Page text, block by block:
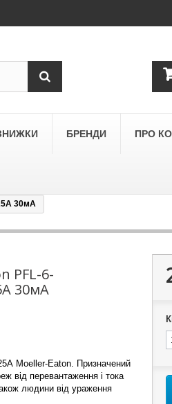
БРЕНДИ ПРО
30мА
PFL-6-
30мА
Moeller-Eaton. Призначений
від перевантаження і тока
людини від ураження